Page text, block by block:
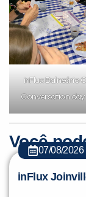
inFlux Balneário
Conversation day
Você07/08/2026
inFlux